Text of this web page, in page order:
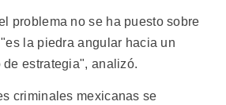
problema no se ha puesto sobre
la piedra angular hacia un
estrategia", analizó.
criminales mexicanas se